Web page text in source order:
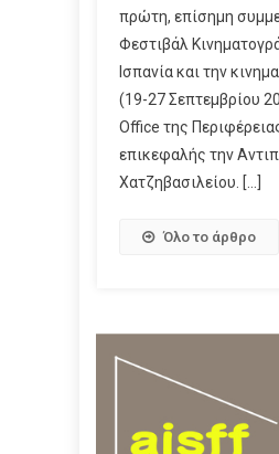
πρώτη, επίσημη
Φεστιβάλ
Ισπανία και την
(19-27 Σεπτεμβρίου
Office της
επικεφαλής την
Χατζηβασιλείου. […]
Όλο το άρθρο